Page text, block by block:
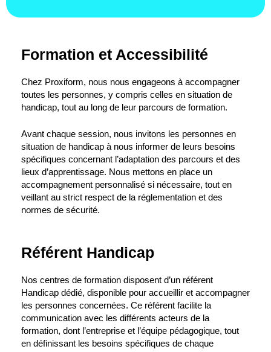
Formation et Accessibilité
Chez Proxiform, nous nous engageons à accompagner
toutes les personnes, y compris celles en situation de
handicap, tout au long de leur parcours de formation.
Avant chaque session, nous invitons les personnes en
situation de handicap à nous informer de leurs besoins
spécifiques concernant l’adaptation des parcours et des
lieux d’apprentissage. Nous mettons en place un
accompagnement personnalisé si nécessaire, tout en
veillant au strict respect de la réglementation et des
normes de sécurité.
Référent Handicap
Nos centres de formation disposent d’un référent
Handicap dédié, disponible pour accueillir et accompagner
les personnes concernées. Ce référent facilite la
communication avec les différents acteurs de la
formation, dont l’entreprise et l’équipe pédagogique, tout
en définissant les besoins spécifiques de chaque